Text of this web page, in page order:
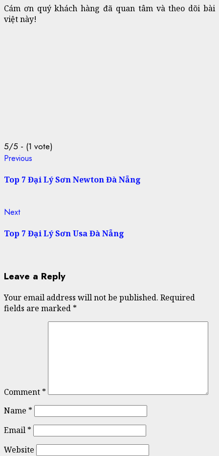
Cám ơn quý khách hàng đã quan tâm và theo dõi bài
việt này!
5/5 - (1 vote)
Continue
Reading
Previous
Top 7 Đại Lý Sơn Newton Đà Nẵng
NextNext
Top 7 Đại Lý Sơn Usa Đà Nẵng
Leave a Reply
Your email address will not be published. Required
fields are marked *
Comment *
Name *
Email *
Website